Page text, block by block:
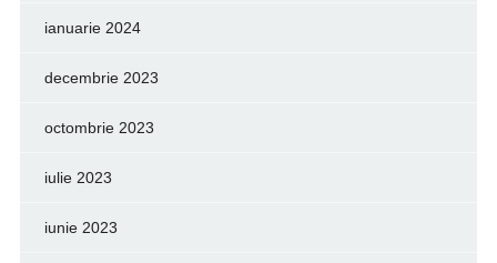
ianuarie 2024
decembrie 2023
octombrie 2023
iulie 2023
iunie 2023